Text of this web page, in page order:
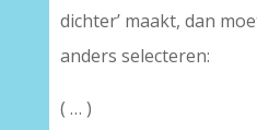
dichter’ maakt, dan
anders selecteren:
( … )